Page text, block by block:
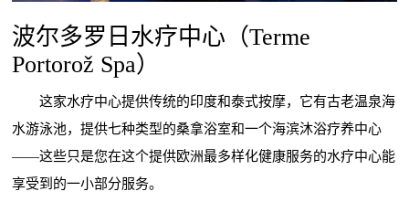
波尔多罗日水疗中心（Terme
Portorož Spa）
这家水疗中心提供传统的印度和泰式按摩，它有古老温泉海
水游泳池，提供七种类型的桑拿浴室和一个海滨沐浴疗养中心
——这些只是您在这个提供欧洲最多样化健康服务的水疗中心能
享受到的一小部分服务。